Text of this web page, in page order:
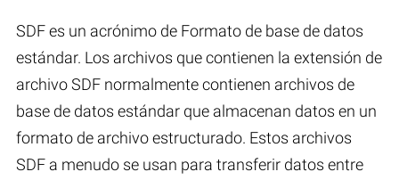
SDF es un acrónimo de Formato de base de datos
estándar. Los archivos que contienen la extensión de
archivo SDF normalmente contienen archivos de
base de datos estándar que almacenan datos en un
formato de archivo estructurado. Estos archivos
SDF a menudo se usan para transferir datos entre